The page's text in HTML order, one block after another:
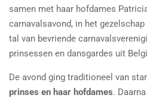
samen met haar hofdames
carnavalsavond, in het
tal van bevriende
prinsessen en dansgardes uit
De avond ging traditioneel van
prinses en haar hofdames.